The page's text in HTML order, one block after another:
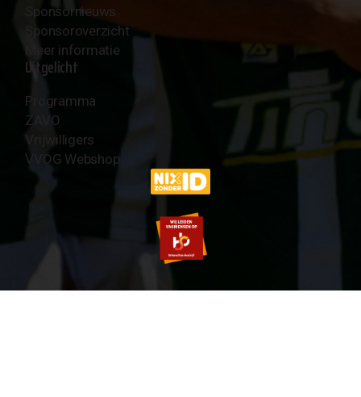
Sponsornieuws
Sponsoroverzicht
Meer informatie
Uitgelicht
Programma
ZAVO
Vrijwilligers
VVOG Webshop